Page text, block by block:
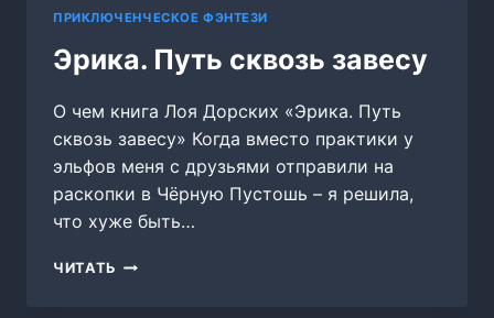
ПРИКЛЮЧЕНЧЕСКОЕ ФЭНТЕЗИ
Эрика. Путь сквозь завесу
О чем книга Лоя Дорских «Эрика. Путь
сквозь завесу» Когда вместо практики у
эльфов меня с друзьями отправили на
раскопки в Чёрную Пустошь – я решила,
что хуже быть…
ЧИТАТЬ ЭРИКА.